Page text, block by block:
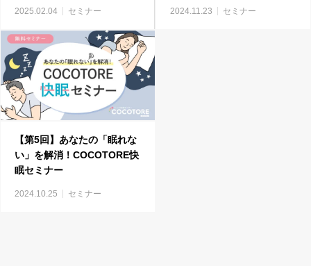
2025.02.04 セミナー 2024.11.23 セミナー
【第5回】あなたの「眠れな
い」を解消！COCOTORE快
眠セミナー
2024.10.25 セミナー